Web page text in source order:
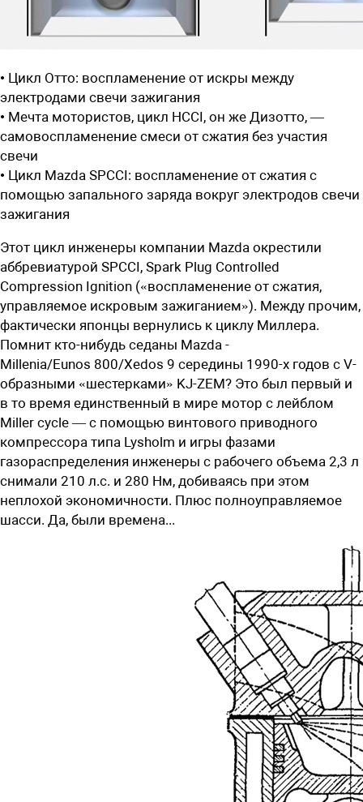
• Цикл Отто: воспламенение от искры между
электродами свечи зажигания
• Мечта мотористов, цикл HCCI, он же Дизотто, —
самовоспламенение смеси от сжатия без участия
свечи
• Цикл Mazda SPCCI: воспламенение от сжатия с
помощью запального заряда вокруг электродов свечи
зажигания
Этот цикл инженеры компании Mazda окрестили
аббревиатурой SPCCI, Spark Plug Controlled
Compression Ignition («воспламенение от сжатия,
управляемое искровым зажиганием»). Между прочим,
фактически японцы вернулись к циклу Миллера.
Помнит кто-нибудь седаны Mazda ­­
Millenia/Eunos 800/Xedos 9 середины ­1990-х годов с V-
образными «шестерками» KJ-ZEM? Это был первый и
в то время единственный в мире мотор с лейблом
Miller cycle — с помощью винтового приводного
компрессора типа Lysholm и игры фазами
газораспределения инженеры с рабочего объема 2,3 л
снимали 210 л.с. и 280 Нм, добиваясь при этом
неплохой экономичности. Плюс полноуправляемое
шасси. Да, были времена...